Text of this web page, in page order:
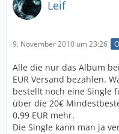
Leif
9. November 2010 um 23:26
Alle die nur das Album
EUR Versand bezahlen.
bestellt noch eine Single
über die 20€
0,99 EUR mehr.
Die Single kann man ja